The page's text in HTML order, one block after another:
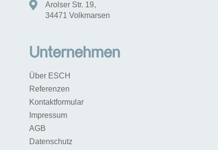
Arolser Str. 19,
34471 Volkmarsen
Unternehmen
Über ESCH
Referenzen
Kontaktformular
Impressum
AGB
Datenschutz